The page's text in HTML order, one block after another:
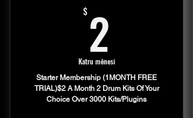
$2
Katru mēnesi
Starter Membership (1MONTH FREE
TRIAL)$2 A Month 2 Drum Kits Of Your
Choice Over 3000 Kits/Plugins